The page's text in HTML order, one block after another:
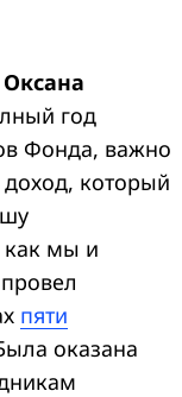
год
Фонда, важно
который
как мы и
пяти
оказана